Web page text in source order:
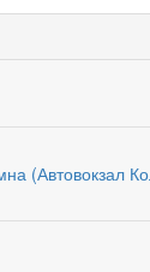
(Автовокзал